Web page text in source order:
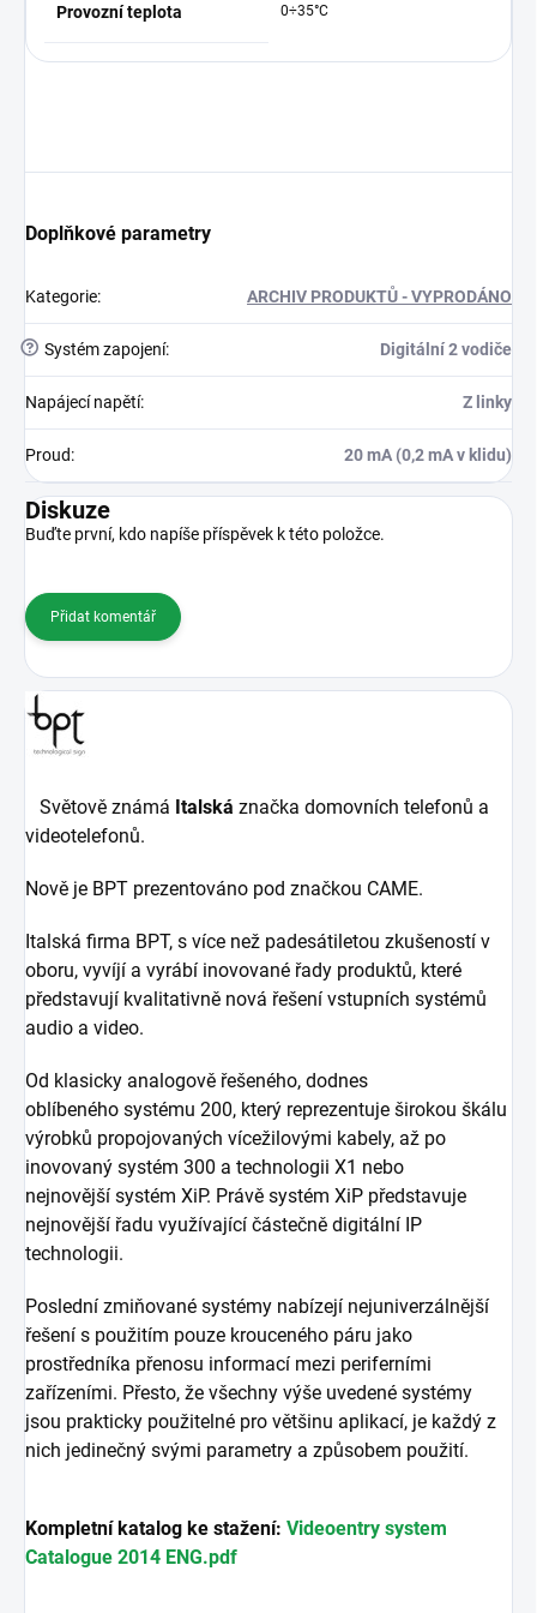
Provozní teplota 0÷35°C
Doplňkové parametry
Kategorie: ARCHIV PRODUKTŮ - VYPRODÁNO
? Systém zapojení: Digitální 2 vodiče
Napájecí napětí: Z linky
Proud: 20 mA (0,2 mA v klidu)
Diskuze
Buďte první, kdo napíše příspěvek k této položce.
Přidat komentář
Světově známá Italská značka domovních telefonů a
videotelefonů.
Nově je BPT prezentováno pod značkou CAME.
Italská firma BPT, s více než padesátiletou zkušeností v
oboru, vyvíjí a vyrábí inovované řady produktů, které
představují kvalitativně nová řešení vstupních systémů
audio a video.
Od klasicky analogově řešeného, dodnes
oblíbeného systému 200, který reprezentuje širokou škálu
výrobků propojovaných vícežilovými kabely, až po
inovovaný systém 300 a technologii X1 nebo
nejnovější systém XiP. Právě systém XiP představuje
nejnovější řadu využívající částečně digitální IP
technologii.
Poslední zmiňované systémy nabízejí nejuniverzálnější
řešení s použitím pouze krouceného páru jako
prostředníka přenosu informací mezi periferními
zařízeními. Přesto, že všechny výše uvedené systémy
jsou prakticky použitelné pro většinu aplikací, je každý z
nich jedinečný svými parametry a způsobem použití.
Kompletní katalog ke stažení: Videoentry system
Catalogue 2014 ENG.pdf